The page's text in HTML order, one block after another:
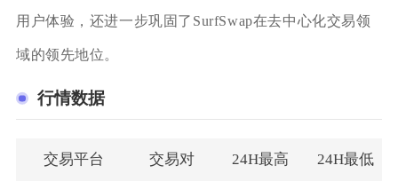
用户体验，还进一步巩固了SurfSwap在去中心化交易领
域的领先地位。
行情数据
交易平台 交易对 24H最高 24H最低